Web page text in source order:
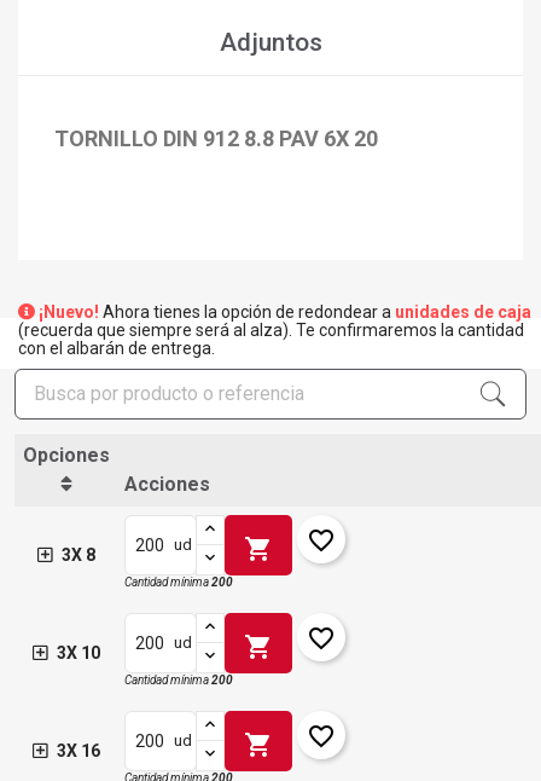
Adjuntos
TORNILLO DIN 912 8.8 PAV 6X 20
¡Nuevo! Ahora tienes la opción de redondear a unidades de caja
(recuerda que siempre será al alza). Te confirmaremos la cantidad
con el albarán de entrega.
Opciones
Acciones
3X 8
ud shopping_cart favorite_border
Cantidad mínima200
3X 10
ud shopping_cart favorite_border
Cantidad mínima200
3X 16
ud shopping_cart favorite_border
Cantidad mínima200